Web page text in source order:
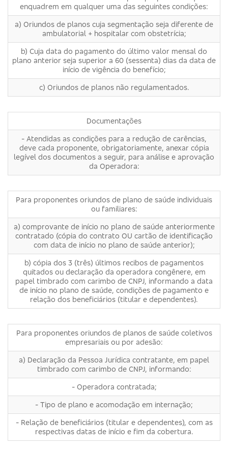
enquadrem em qualquer uma das seguintes condições:
a) Oriundos de planos cuja segmentação seja diferente de
ambulatorial + hospitalar com obstetrícia;
b) Cuja data do pagamento do último valor mensal do
plano anterior seja superior a 60 (sessenta) dias da data de
início de vigência do benefício;
c) Oriundos de planos não regulamentados.
Documentações
- Atendidas as condições para a redução de carências,
deve cada proponente, obrigatoriamente, anexar cópia
legível dos documentos a seguir, para análise e aprovação
da Operadora:
Para proponentes oriundos de plano de saúde individuais
ou familiares:
a) comprovante de início no plano de saúde anteriormente
contratado (cópia do contrato OU cartão de identificação
com data de início no plano de saúde anterior);
b) cópia dos 3 (três) últimos recibos de pagamentos
quitados ou declaração da operadora congênere, em
papel timbrado com carimbo de CNPJ, informando a data
de início no plano de saúde, condições de pagamento e
relação dos beneficiários (titular e dependentes).
Para proponentes oriundos de planos de saúde coletivos
empresariais ou por adesão:
a) Declaração da Pessoa Jurídica contratante, em papel
timbrado com carimbo de CNPJ, informando:
- Operadora contratada;
- Tipo de plano e acomodação em internação;
- Relação de beneficiários (titular e dependentes), com as
respectivas datas de início e fim da cobertura.